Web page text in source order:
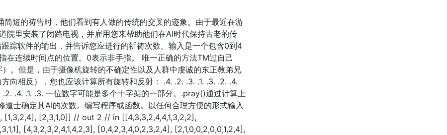
短的祷告时，他们看到有人做的传统的交叉的迹象。由于最近在游
院里安装了闭路电视，并雇用您来帮助他们在AI时代保持古老的传
踪软件的输出，并告诉您应进行的祈祷次数。输入是一个包含0到4
在连续时间点的位置。0表示非手指。 唯一正确的方法TM过自己
）。但是，由于摄像机旋转的不确定性以及人群中虔诚的东正教弟兄
向相反），您也应该计算所有旋转和反射： .4. .2. .3. .1. .3. .2. .4.
.2. .4. .1. .3. 一位数字可能是多个十字架的一部分。.pray()通过计算上
士确定其AI的次数。编写程序或函数。以任何合理方便的形式输入
[1,3,2,4], [2,3,1,0]] // out 2 // in [[4,3,3,2,4,4,1,3,2,2],
[4,3,2,3,2,4,1,4,2,3], [0,4,2,3,4,0,2,3,2,4], [2,1,0,0,2,0,0,1,2,4],